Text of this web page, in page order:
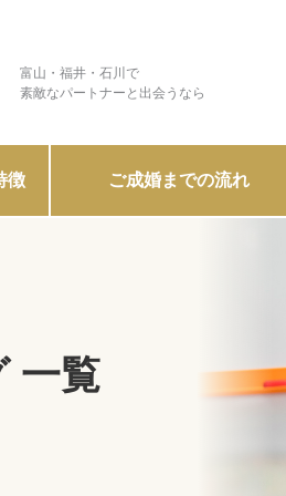
富山・福井・石川で
素敵なパートナーと出会うなら
徴 ご成婚までの流れ
一覧